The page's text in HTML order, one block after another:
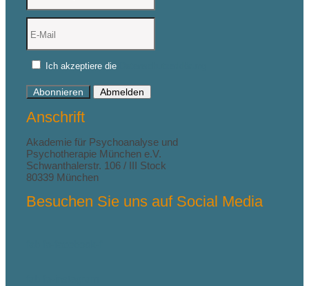
Ich akzeptiere die
Abonnieren Abmelden
Anschrift
Akademie für Psychoanalyse und
Psychotherapie München e.V.
Schwanthalerstr. 106 / III Stock
80339 München
Besuchen Sie uns auf Social Media